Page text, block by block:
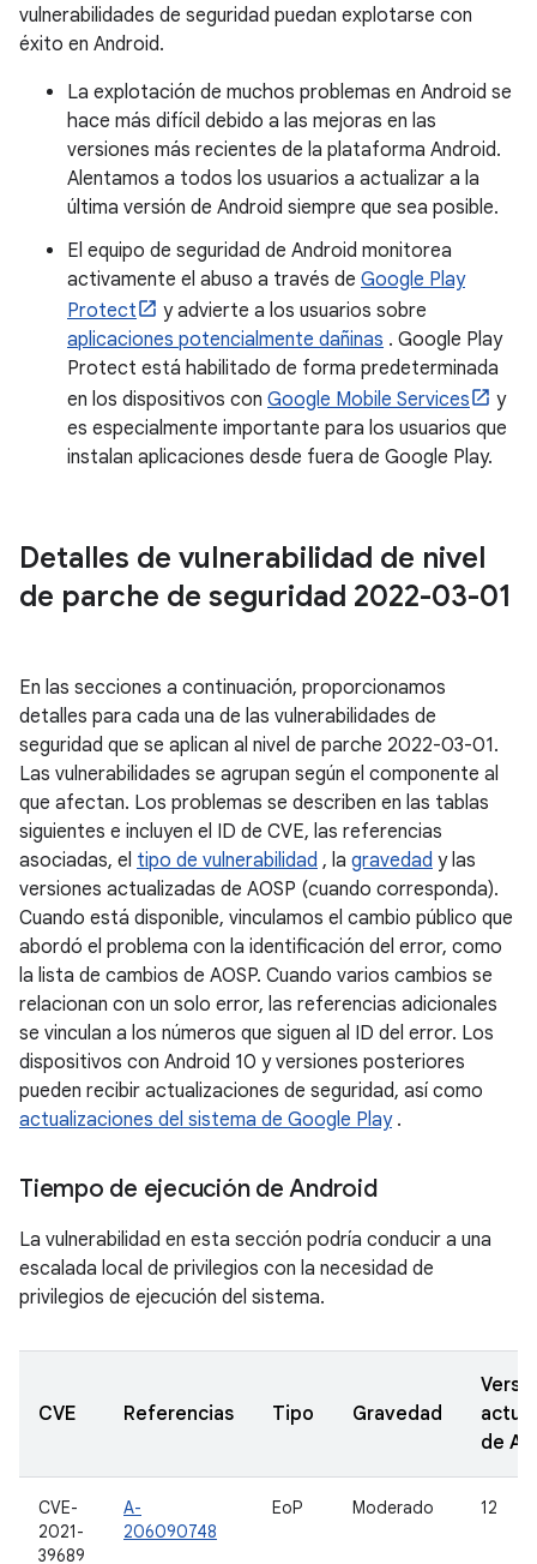
vulnerabilidades de seguridad puedan explotarse con
éxito en Android.
La explotación de muchos problemas en Android se
hace más difícil debido a las mejoras en las
versiones más recientes de la plataforma Android.
Alentamos a todos los usuarios a actualizar a la
última versión de Android siempre que sea posible.
El equipo de seguridad de Android monitorea
activamente el abuso a través de Google Play
Protect
y advierte a los usuarios sobre
aplicaciones potencialmente dañinas . Google Play
Protect está habilitado de forma predeterminada
en los dispositivos con Google Mobile Services
y
es especialmente importante para los usuarios que
instalan aplicaciones desde fuera de Google Play.
Detalles de vulnerabilidad de nivel
de parche de seguridad 2022-03-01
En las secciones a continuación, proporcionamos
detalles para cada una de las vulnerabilidades de
seguridad que se aplican al nivel de parche 2022-03-01.
Las vulnerabilidades se agrupan según el componente al
que afectan. Los problemas se describen en las tablas
siguientes e incluyen el ID de CVE, las referencias
asociadas, el tipo de vulnerabilidad , la gravedad y las
versiones actualizadas de AOSP (cuando corresponda).
Cuando está disponible, vinculamos el cambio público que
abordó el problema con la identificación del error, como
la lista de cambios de AOSP. Cuando varios cambios se
relacionan con un solo error, las referencias adicionales
se vinculan a los números que siguen al ID del error. Los
dispositivos con Android 10 y versiones posteriores
pueden recibir actualizaciones de seguridad, así como
actualizaciones del sistema de Google Play.
Tiempo de ejecución de Android
La vulnerabilidad en esta sección podría conducir a una
escalada local de privilegios con la necesidad de
privilegios de ejecución del sistema.
CVE Referencias Tipo Gravedad
de
CVE-
2021-
39689
A-
206090748
EoP Moderado 12